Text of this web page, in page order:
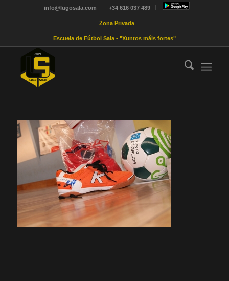
info@lugosala.com +34 616 037 489
Zona Privada
Escuela de Fútbol Sala - "Xuntos máis fortes"